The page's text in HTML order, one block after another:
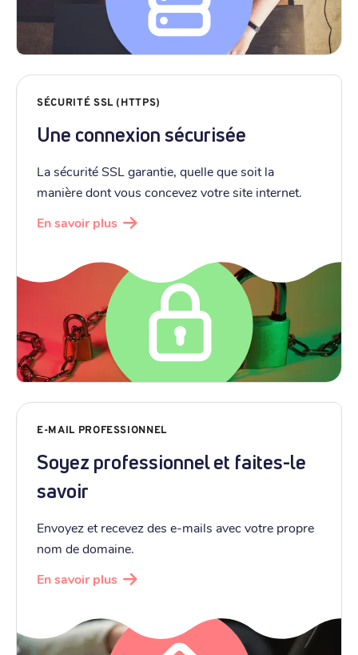
SÉCURITÉ SSL (HTTPS)
Une connexion sécurisée
La sécurité SSL garantie, quelle que soit la
manière dont vous concevez votre site internet.
En savoir plus
E-MAIL PROFESSIONNEL
Soyez professionnel et faites-le
savoir
Envoyez et recevez des e-mails avec votre propre
nom de domaine.
En savoir plus